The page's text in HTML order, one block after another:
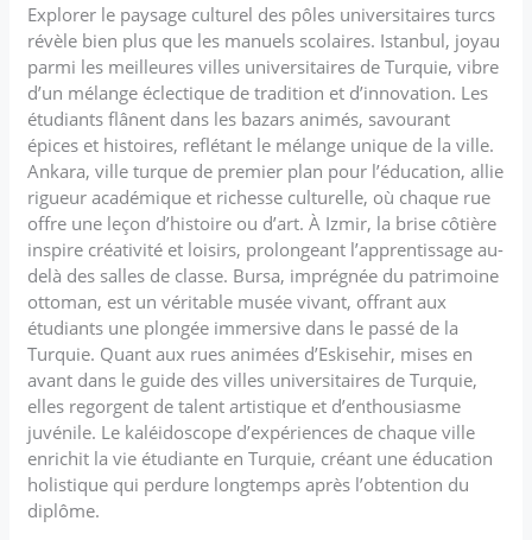
Explorer le paysage culturel des pôles universitaires turcs
révèle bien plus que les manuels scolaires. Istanbul, joyau
parmi les meilleures villes universitaires de Turquie, vibre
d’un mélange éclectique de tradition et d’innovation. Les
étudiants flânent dans les bazars animés, savourant
épices et histoires, reflétant le mélange unique de la ville.
Ankara, ville turque de premier plan pour l’éducation, allie
rigueur académique et richesse culturelle, où chaque rue
offre une leçon d’histoire ou d’art. À Izmir, la brise côtière
inspire créativité et loisirs, prolongeant l’apprentissage au-
delà des salles de classe. Bursa, imprégnée du patrimoine
ottoman, est un véritable musée vivant, offrant aux
étudiants une plongée immersive dans le passé de la
Turquie. Quant aux rues animées d’Eskisehir, mises en
avant dans le guide des villes universitaires de Turquie,
elles regorgent de talent artistique et d’enthousiasme
juvénile. Le kaléidoscope d’expériences de chaque ville
enrichit la vie étudiante en Turquie, créant une éducation
holistique qui perdure longtemps après l’obtention du
diplôme.